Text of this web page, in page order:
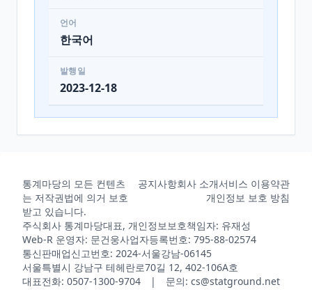
언어
한국어
발행일
2023-12-18
통계마당의 모든 컨텐츠
는 저작권법에 의거 보호
받고 있습니다.
공지사항회사 소개서비스 이용약관
개인정보 보호 방침
주식회사 통계마당대표, 개인정보보호책임자: 유재성
Web-R 운영자: 문건웅사업자등록번호: 795-88-02574
통신판매업신고번호: 2024-서울강남-06145
서울특별시 강남구 테헤란로70길 12, 402-106A호
대표전화: 0507-1300-9704 | 문의: cs@statground.net